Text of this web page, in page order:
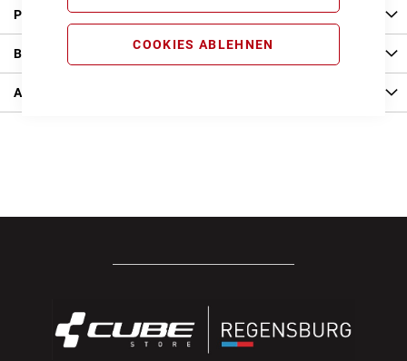
COOKIES ABLEHNEN
Produkt Details
Bewertungen
Angaben zur Produktsicherheit